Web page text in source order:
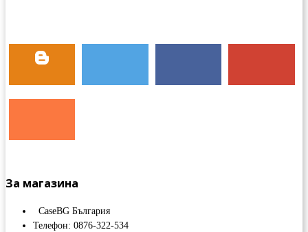
За магазина
CaseBG България
Телефон: 0876-322-534